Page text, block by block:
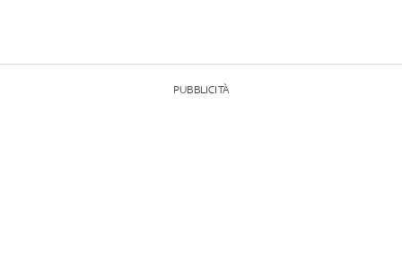
PUBBLICITÀ